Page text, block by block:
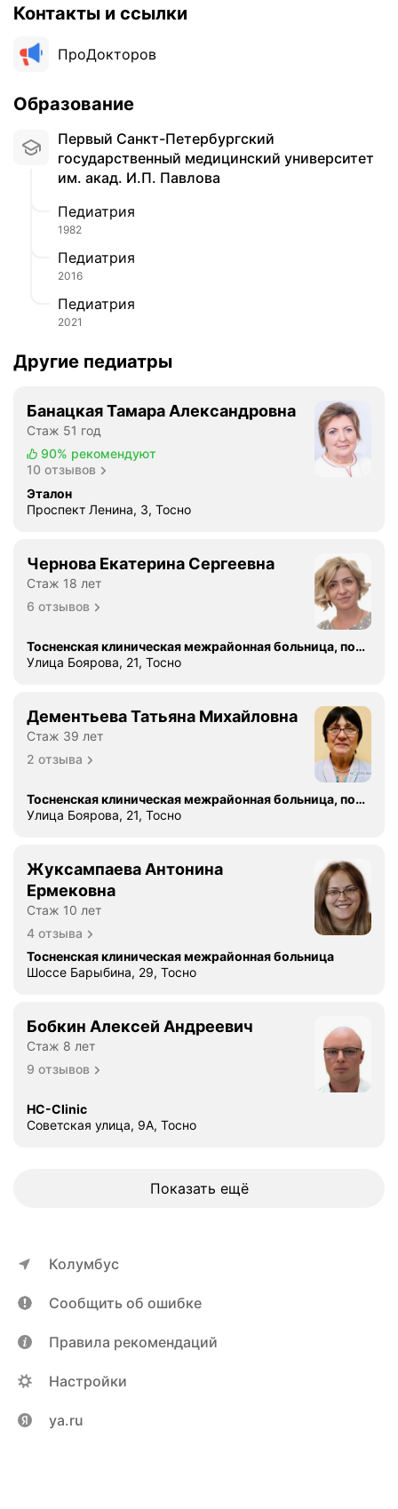
Контакты и ссылки
ПроДокторов
Образование
Первый Санкт-Петербургский
государственный медицинский университет
им. акад. И.П. Павлова
Педиатрия
1982
Педиатрия
2016
Педиатрия
2021
Другие педиатры
Банацкая Тамара Александровна
Стаж 51 год
90% рекомендуют
10 отзывов
Эталон
Проспект Ленина, 3, Тосно
Чернова Екатерина Сергеевна
Стаж 18 лет
6 отзывов
Тосненская клиническая межрайонная больница, поликлиника
Улица Боярова, 21, Тосно
Дементьева Татьяна Михайловна
Стаж 39 лет
2 отзыва
Тосненская клиническая межрайонная больница, поликлиника
Улица Боярова, 21, Тосно
Жуксампаева Антонина
Ермековна
Стаж 10 лет
4 отзыва
Тосненская клиническая межрайонная больница
Шоссе Барыбина, 29, Тосно
Бобкин Алексей Андреевич
Стаж 8 лет
9 отзывов
HC-Clinic
Советская улица, 9А, Тосно
Показать ещё
Колумбус
Сообщить об ошибке
Правила рекомендаций
Настройки
ya.ru